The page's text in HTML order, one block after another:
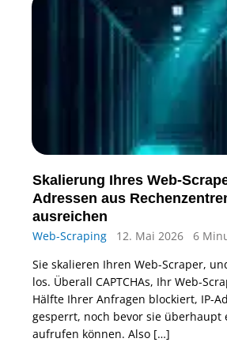
Skalierung Ihres Web-
Adressen aus
ausreichen
Web-Scraping 12. Mai 2026
6
Sie skalieren Ihren Web-Scraper,
los. Überall CAPTCHAs, Ihr Web-
Hälfte Ihrer Anfragen blockiert, IP-
gesperrt, noch bevor sie überhaupt
aufrufen können. Also […]